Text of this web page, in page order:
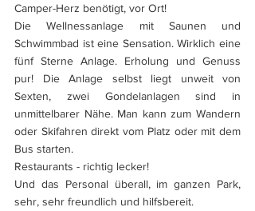
Camper-Herz benötigt, vor Ort!
Die Wellnessanlage mit Saunen und
Schwimmbad ist eine Sensation. Wirklich eine
fünf Sterne Anlage. Erholung und Genuss
pur! Die Anlage selbst liegt unweit von
Sexten, zwei Gondelanlagen sind in
unmittelbarer Nähe. Man kann zum Wandern
oder Skifahren direkt vom Platz oder mit dem
Bus starten.
Restaurants - richtig lecker!
Und das Personal überall, im ganzen Park,
sehr, sehr freundlich und hilfsbereit.